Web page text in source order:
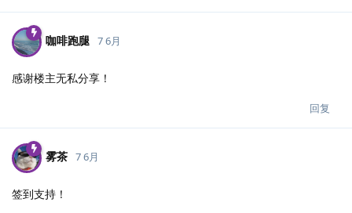
咖啡跑腿 7 6月
感谢楼主无私分享！
回复
雾茶 7 6月
签到支持！